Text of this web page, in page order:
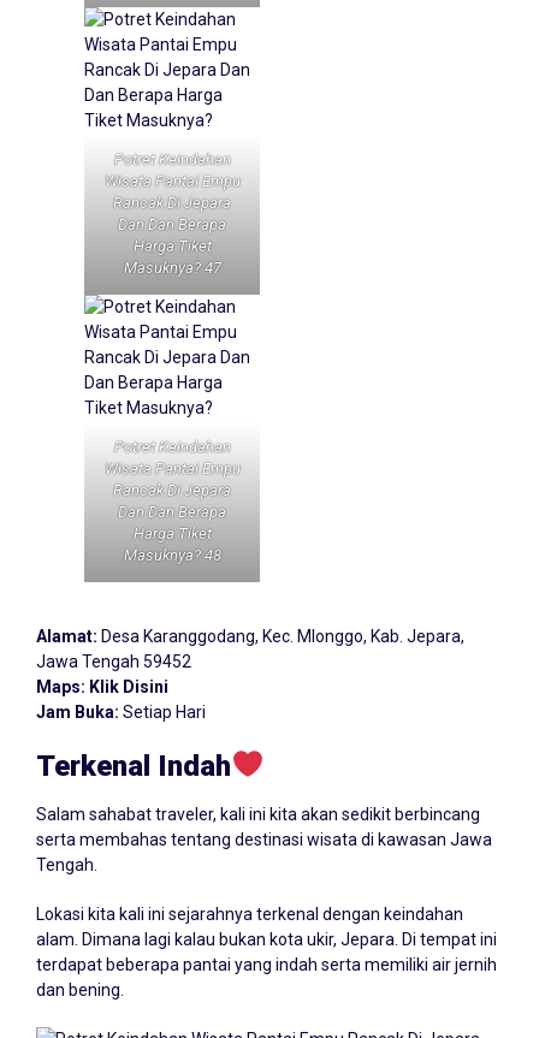
Potret Keindahan
Wisata Pantai Empu
Rancak Di Jepara
Dan Dan Berapa
Harga Tiket
Masuknya? 47
Potret Keindahan
Wisata Pantai Empu
Rancak Di Jepara
Dan Dan Berapa
Harga Tiket
Masuknya? 48
Alamat: Desa Karanggodang, Kec. Mlonggo, Kab. Jepara,
Jawa Tengah 59452
Maps: Klik Disini
Jam Buka: Setiap Hari
Terkenal Indah
Salam sahabat traveler, kali ini kita akan sedikit berbincang
serta membahas tentang destinasi wisata di kawasan Jawa
Tengah.
Lokasi kita kali ini sejarahnya terkenal dengan keindahan
alam. Dimana lagi kalau bukan kota ukir, Jepara . Di tempat ini
terdapat beberapa pantai yang indah serta memiliki air jernih
dan bening.